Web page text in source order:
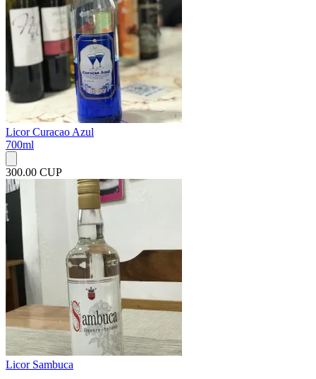
Licor Curacao Azul
700ml
300.00 CUP
Licor Sambuca